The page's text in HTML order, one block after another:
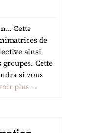
Cette
de
ainsi
groupes. Cette
si vous
plus →